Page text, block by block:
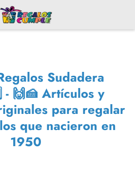
Sudadera
- 🙌🍰 Artículos y
para regalar
que nacieron en
1950